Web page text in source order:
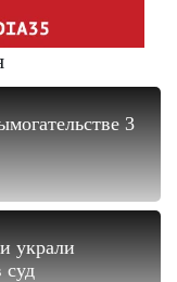
3
украли
суд